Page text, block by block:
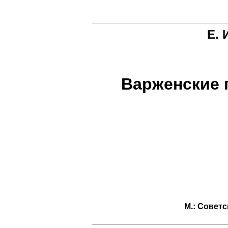
Е.
Варженские
М.: